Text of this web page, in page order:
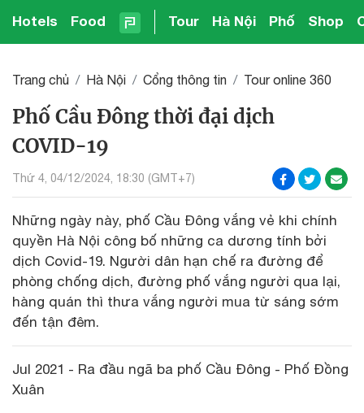
Hotels Food Tour Hà Nội Phố Shop
Trang chủ Hà Nội Cổng thông tin Tour online 360
Phố Cầu Đông thời đại dịch
COVID-19
Thứ 4, 04/12/2024, 18:30 (GMT+7)
Những ngày này, phố Cầu Đông vắng vẻ khi chính
quyền Hà Nội công bố những ca dương tính bởi
dịch Covid-19. Người dân hạn chế ra đường để
phòng chống dịch, đường phố vắng người qua lại,
hàng quán thì thưa vắng người mua từ sáng sớm
đến tận đêm.
Jul 2021 - Ra đầu ngã ba phố Cầu Đông - Phố Đồng
Xuân